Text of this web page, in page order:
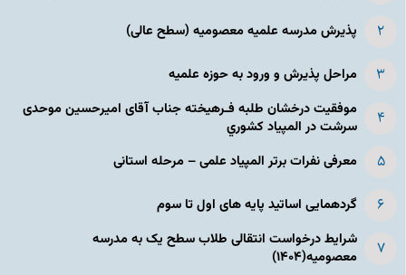
پذیرش مدرسه علمیه معصومیه‌ (سطح عالی)
مراحل پذیرش و ورود به حوزه علمیه
موفقیت درخشان طلبه فـرهیخته جناب آقای امیرحسین موحدی
سرشت در المپياد كشوري
معرفی نفرات برتر المپیاد علمی – مرحله استانی
گردهمایی اساتید پایه های اول تا سوم
شرایط درخواست انتقالی طلاب سطح یک به مدرسه
معصومیه(۱۴۰۴)